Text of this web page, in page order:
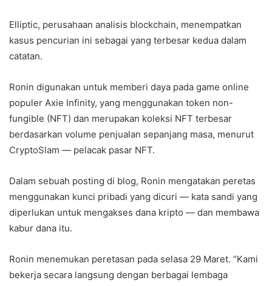
Elliptic, perusahaan analisis blockchain, menempatkan
kasus pencurian ini sebagai yang terbesar kedua dalam
catatan.
Ronin digunakan untuk memberi daya pada game online
populer Axie Infinity, yang menggunakan token non-
fungible (NFT) dan merupakan koleksi NFT terbesar
berdasarkan volume penjualan sepanjang masa, menurut
CryptoSlam — pelacak pasar NFT.
Dalam sebuah posting di blog, Ronin mengatakan peretas
menggunakan kunci pribadi yang dicuri — kata sandi yang
diperlukan untuk mengakses dana kripto — dan membawa
kabur dana itu.
Ronin menemukan peretasan pada selasa 29 Maret. “Kami
bekerja secara langsung dengan berbagai lembaga